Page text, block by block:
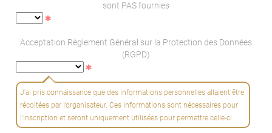
sont PAS fournies
Acceptation Règlement Général sur la Protection des Données
(RGPD)
J'ai pris connaissance que des informations personnelles allaient être
récoltées par l’organisateur. Ces informations sont nécessaires pour
l'inscription et seront uniquement utilisées pour permettre celle-ci.